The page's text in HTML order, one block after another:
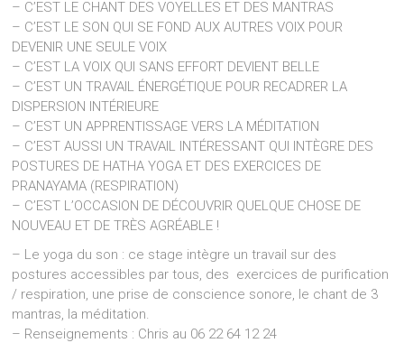
– C’EST LE CHANT DES VOYELLES ET DES MANTRAS
– C’EST LE SON QUI SE FOND AUX AUTRES VOIX POUR
DEVENIR UNE SEULE VOIX
– C’EST LA VOIX QUI SANS EFFORT DEVIENT BELLE
– C’EST UN TRAVAIL ÉNERGÉTIQUE POUR RECADRER LA
DISPERSION INTÉRIEURE
– C’EST UN APPRENTISSAGE VERS LA MÉDITATION
– C’EST AUSSI UN TRAVAIL INTÉRESSANT QUI INTÈGRE DES
POSTURES DE HATHA YOGA ET DES EXERCICES DE
PRANAYAMA (RESPIRATION)
– C’EST L’OCCASION DE DÉCOUVRIR QUELQUE CHOSE DE
NOUVEAU ET DE TRÈS AGRÉABLE !
– Le yoga du son : ce stage intègre un travail sur des
postures accessibles par tous, des exercices de purification
/ respiration, une prise de conscience sonore, le chant de 3
mantras, la méditation.
– Renseignements : Chris au 06 22 64 12 24